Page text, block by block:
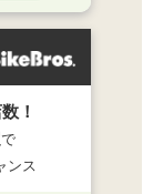
！
で
ンス